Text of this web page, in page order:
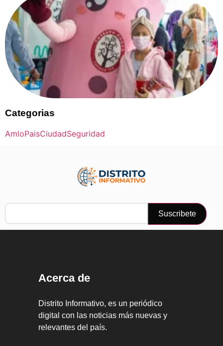
Categorias
AmloPaisCiudadSeguridad
Suscribete
Acerca de
Distrito Informativo, es un periódico
digital con las noticias más nuevas y
relevantes del país.